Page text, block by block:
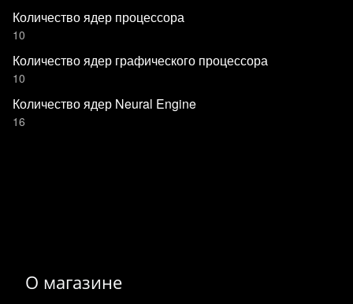
Количество ядер процессора
10
Количество ядер графического процессора
10
Количество ядер Neural Engine
16
О магазине